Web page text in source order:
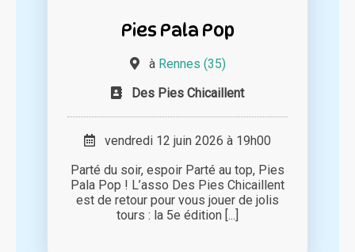
Pies Pala Pop
à Rennes (35)
Des Pies Chicaillent
vendredi 12 juin 2026 à 19h00
Parté du soir, espoir Parté au top, Pies
Pala Pop ! L’asso Des Pies Chicaillent
est de retour pour vous jouer de jolis
tours : la 5e édition [...]